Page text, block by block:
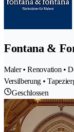
Fontana &
Maler • Renovation •
Versilberung •
Geschlossen